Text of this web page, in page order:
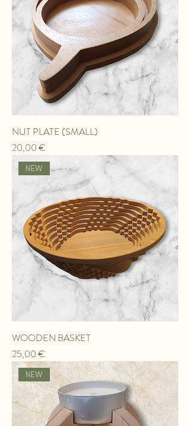
NUT PLATE (SMALL)
Τιμή
20,00 €
ΝEW
WOODEN BASKET
Τιμή
25,00 €
ΝEW